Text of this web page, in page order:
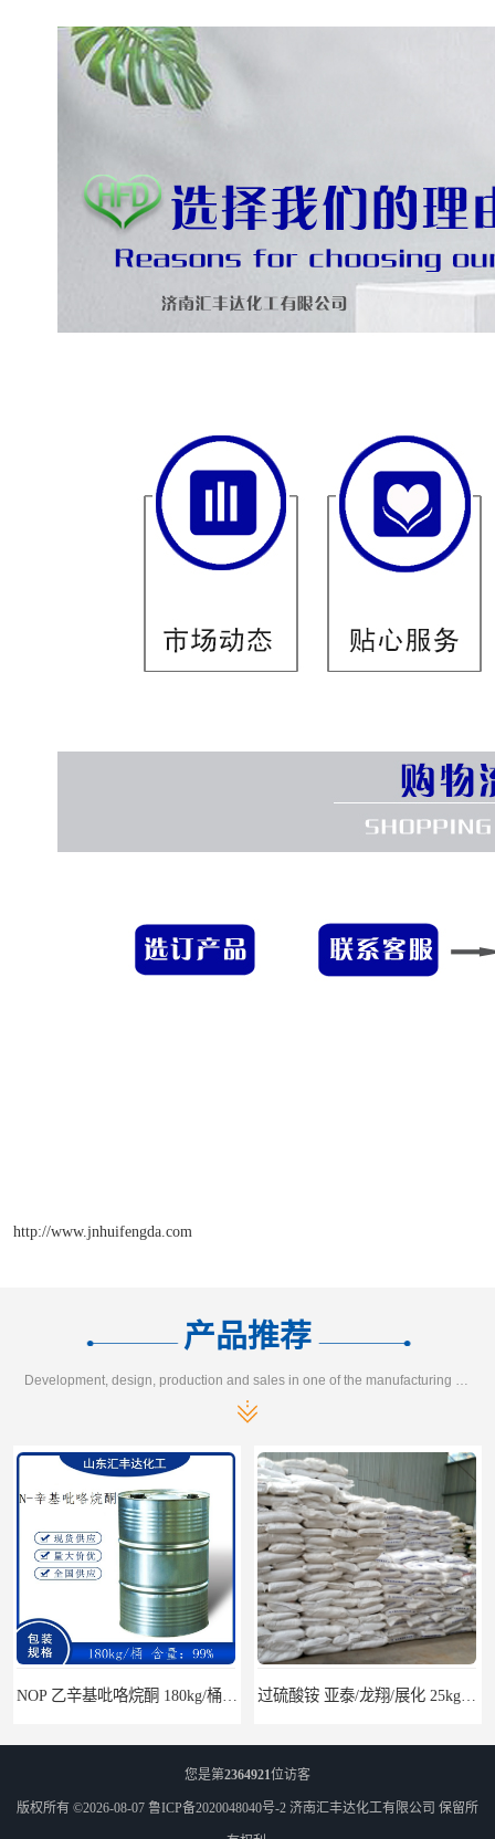
http://www.jnhuifengda.com
产品推荐
您是第2364921位访客
版权所有 ©2026-08-07 鲁ICP备2020048040号-2 济南汇丰达化工有限公司 保留所